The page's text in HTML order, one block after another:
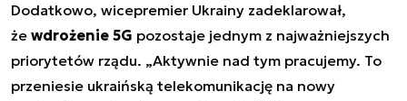
Dodatkowo, wicepremier Ukrainy zadeklarował,
że wdrożenie 5G pozostaje jednym z najważniejszych
priorytetów rządu. „Aktywnie nad tym pracujemy. To
przeniesie ukraińską telekomunikację na nowy